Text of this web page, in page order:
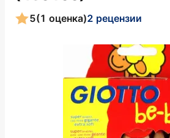
5(1 оценка)2 рецензии